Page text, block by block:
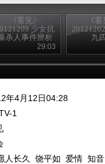
《看见》
少女抗
杀人事件辨析
29:03
《看
九
年4月12日04:28
1
人长久 饶平如 爱情 知音